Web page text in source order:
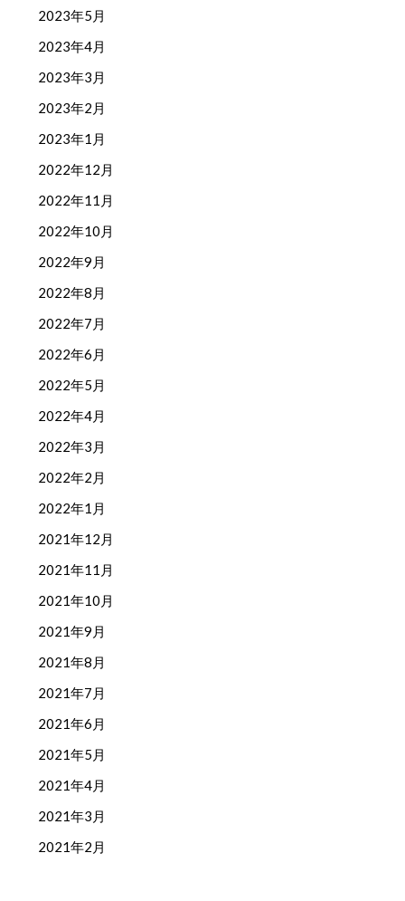
2023年5月
2023年4月
2023年3月
2023年2月
2023年1月
2022年12月
2022年11月
2022年10月
2022年9月
2022年8月
2022年7月
2022年6月
2022年5月
2022年4月
2022年3月
2022年2月
2022年1月
2021年12月
2021年11月
2021年10月
2021年9月
2021年8月
2021年7月
2021年6月
2021年5月
2021年4月
2021年3月
2021年2月